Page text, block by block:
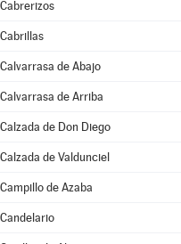
Cabrerizos
Cabrillas
Calvarrasa de Abajo
Calvarrasa de Arriba
Calzada de Don Diego
Calzada de Valdunciel
Campillo de Azaba
Candelario